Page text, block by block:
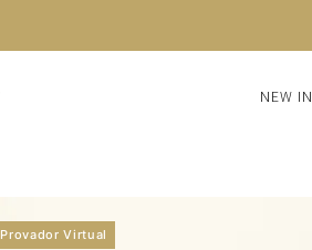
NEW IN
Provador Virtual